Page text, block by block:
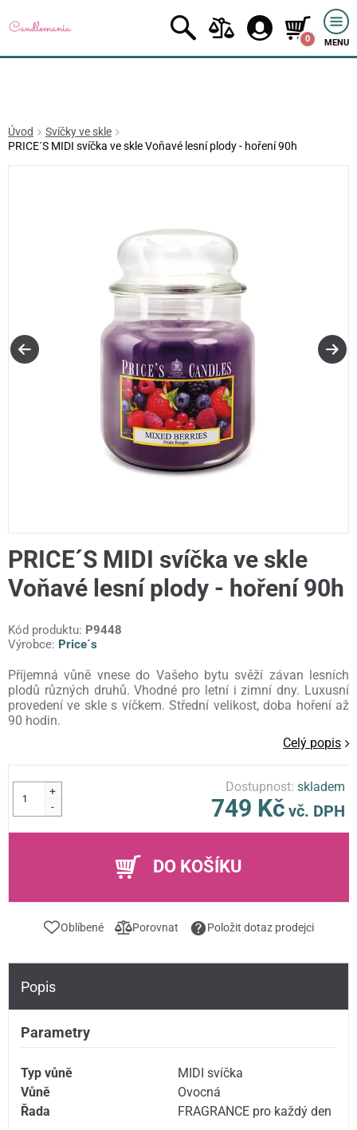
0 MENU
Úvod
Svíčky ve skle
PRICE´S MIDI svíčka ve skle Voňavé lesní plody - hoření 90h
PRICE´S MIDI svíčka ve skle
Voňavé lesní plody - hoření 90h
Kód produktu: P9448
Výrobce: Price´s
Příjemná vůně vnese do Vašeho bytu svěží závan lesních
plodů různých druhů. Vhodné pro letní i zimní dny. Luxusní
provedení ve skle s víčkem. Střední velikost, doba hoření až
90 hodin.
Celý popis
+
-
Dostupnost:skladem
749 Kč vč. DPH
DO KOŠÍKU
Oblíbené Porovnat Položit dotaz prodejci
Popis
Parametry
Typ vůně
MIDI svíčka
Vůně
Ovocná
Řada
FRAGRANCE pro každý den